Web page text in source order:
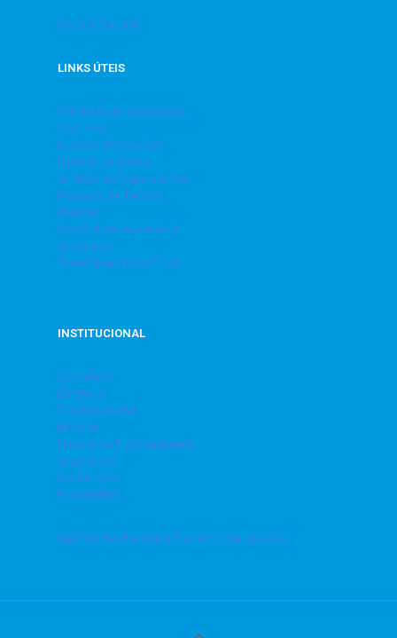
Social | Cultural
LINKS ÚTEIS
Admissão de associados
Contatos
Emissão de convites
Horário de ônibus
Inclusão de Dependentes
Modelos de Termos
Notícias
Portal da transparência
Quiosques
Transferências de Título
INSTITUCIONAL
Conselhos
Diretoria
Estatuto Social
História
Horário de Funcionamento
Instalações
Localização
Presidentes
Agência de Marketing: Starten Comunicação